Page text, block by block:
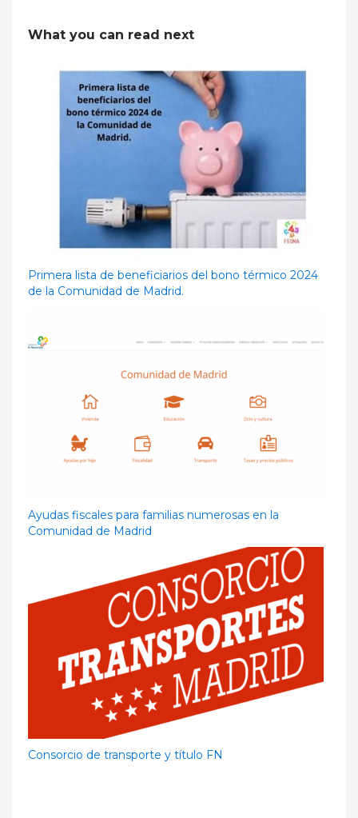
What you can read next
Primera lista de beneficiarios del bono térmico 2024
de la Comunidad de Madrid.
Ayudas fiscales para familias numerosas en la
Comunidad de Madrid
Consorcio de transporte y título FN